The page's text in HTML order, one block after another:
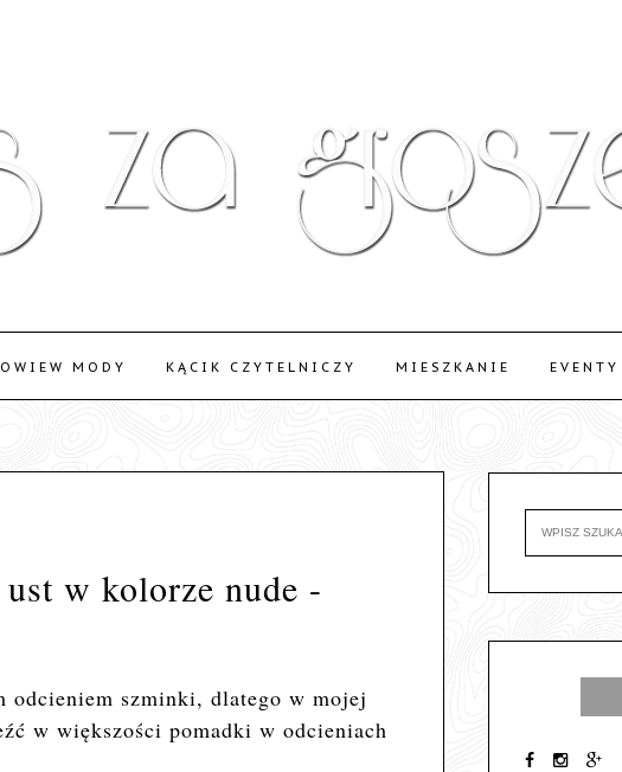
MODY KĄCIK CZYTELNICZY MIESZKANIE EVENTY
w kolorze nude -
odcieniem szminki, dlatego w mojej
w większości pomadki w odcieniach